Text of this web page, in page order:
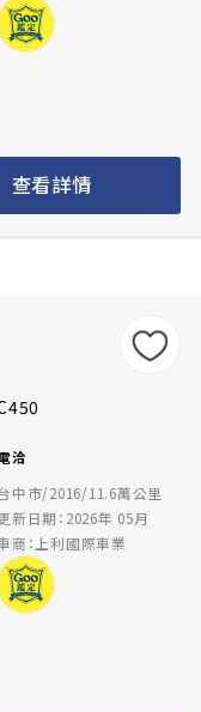
查看詳情
洽
中市/2016/11.6萬公里
新日期：2026年 05月
商：上利國際車業